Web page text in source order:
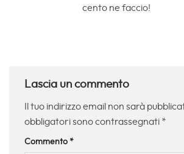
cento ne faccio!
Lascia un commento
Il tuo indirizzo email non sarà
obbligatori sono contrassegnati *
Commento *